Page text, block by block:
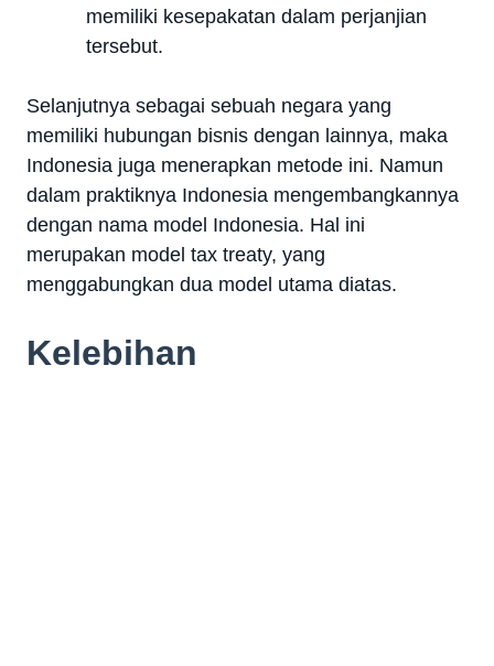
memiliki kesepakatan dalam perjanjian
tersebut.
Selanjutnya sebagai sebuah negara yang
memiliki hubungan bisnis dengan lainnya, maka
Indonesia juga menerapkan metode ini. Namun
dalam praktiknya Indonesia mengembangkannya
dengan nama model Indonesia. Hal ini
merupakan model tax treaty, yang
menggabungkan dua model utama diatas.
Kelebihan